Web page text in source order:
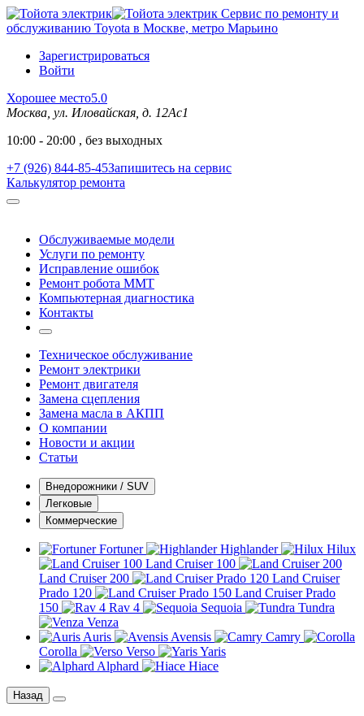
Сервис по ремонту и
обслуживанию Toyota в Москве, метро Марьино
Зарегистрироваться
Войти
Хорошее место5.0
Москва, ул. Иловайская, д. 12Ас1
10:00 - 20:00 , без выходных
+7 (926) 844-85-45Запишитесь на сервис
Калькулятор ремонта
Обслуживаемые модели
Услуги по ремонту
Исправление ошибок
Ремонт робота MMT
Компьютерная диагностика
Контакты
Техническое обслуживание
Ремонт электрики
Ремонт двигателя
Замена сцепления
Замена масла в АКПП
О компании
Новости и акции
Статьи
Внедорожники / SUV
Легковые
Коммерческие
Fortuner Highlander
Hilux
Land Cruiser 100
Land Cruiser 200
Land Cruiser
Prado 120
Land Cruiser Prado
150
Rav 4 Sequoia
Tundra
Venza
Auris
Avensis
Camry
Corolla
Verso
Yaris
Alphard
Hiace
Назад